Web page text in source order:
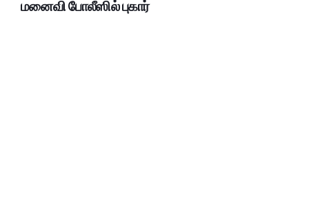
மனைவி போலீஸில் புகார்